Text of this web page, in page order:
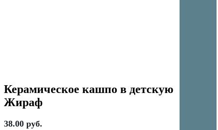
Керамическое кашпо в детскую
Жираф
38.00 руб.